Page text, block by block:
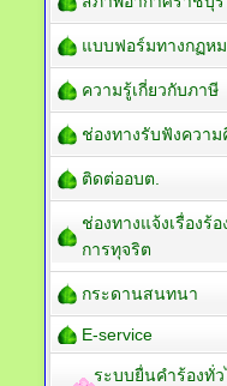
แบบฟอร์มทางกฏห
ความรู้เกี่ยวกับภาษี
ช่องทางรับฟังความ
ติดต่ออบต.
ช่องทางแจ้งเรื่องร้อ
การทุจริต
กระดานสนทนา
E-service
ระบบยื่นคำร้องทั่ว